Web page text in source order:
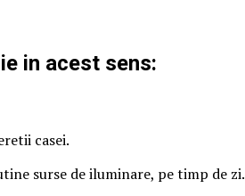
in acest sens:
casei.
surse de iluminare, pe timp de zi.